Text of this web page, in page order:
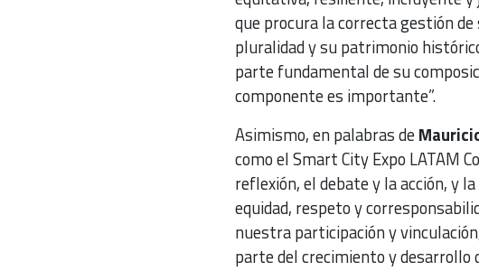
que procura la correcta gestión
pluralidad y su patrimonio
parte fundamental de su
componente es importante”.
Asimismo, en palabras de
como el Smart City Expo LATAM
reflexión, el debate y la acción, y
equidad, respeto y
nuestra participación y
parte del crecimiento y desarrollo